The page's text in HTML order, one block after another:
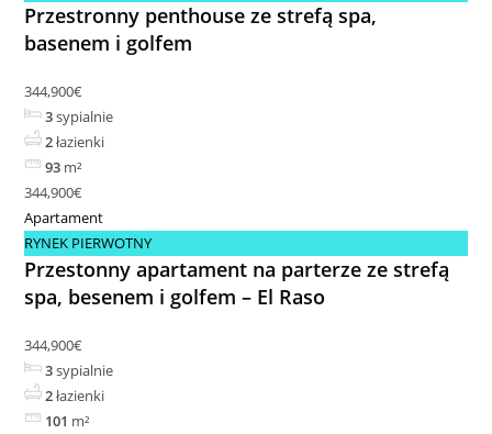
Przestronny penthouse ze strefą spa,
basenem i golfem
344,900€
3sypialnie
2łazienki
93 m²
344,900€
Apartament
RYNEK PIERWOTNY
Przestonny apartament na parterze ze strefą
spa, besenem i golfem – El Raso
344,900€
3sypialnie
2łazienki
101 m²